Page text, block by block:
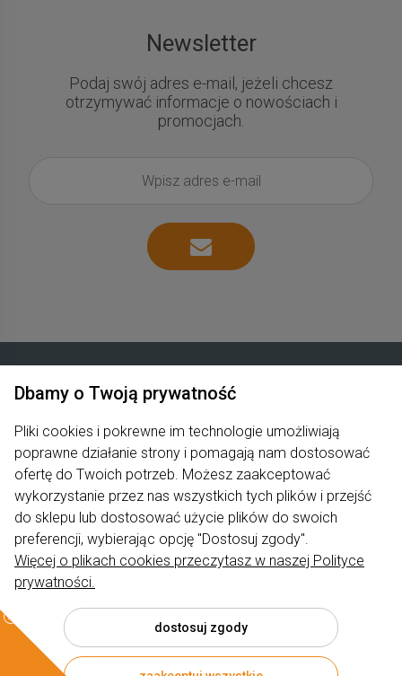
Newsletter
Podaj swój adres e-mail, jeżeli chcesz
otrzymywać informacje o nowościach i
promocjach.
Produkty
Pomoc
Moje konto
Informacje
© 2026 rumiano.pl . Wszelkie prawa zastrzeżone.
Dbamy o Twoją prywatność
Pliki cookies i pokrewne im technologie umożliwiają
poprawne działanie strony i pomagają nam dostosować
ofertę do Twoich potrzeb. Możesz zaakceptować
wykorzystanie przez nas wszystkich tych plików i przejść
do sklepu lub dostosować użycie plików do swoich
preferencji, wybierając opcję "Dostosuj zgody".
Więcej o plikach cookies przeczytasz w naszej Polityce
prywatności.
dostosuj zgody